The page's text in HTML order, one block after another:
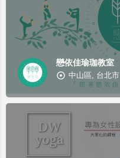
戀依佳瑜珈教室
中山區, 台北市